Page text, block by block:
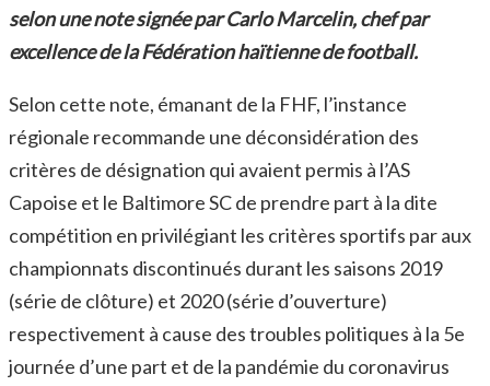
selon une note signée par Carlo Marcelin, chef par
excellence de la Fédération haïtienne de football.
Selon cette note, émanant de la FHF, l’instance
régionale recommande une déconsidération des
critères de désignation qui avaient permis à l’AS
Capoise et le Baltimore SC de prendre part à la dite
compétition en privilégiant les critères sportifs par aux
championnats discontinués durant les saisons 2019
(série de clôture) et 2020 (série d’ouverture)
respectivement à cause des troubles politiques à la 5e
journée d’une part et de la pandémie du coronavirus